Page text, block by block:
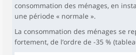
consommation des ménages, en
une période « normale ».
La consommation des ménages se
fortement, de l’ordre de -35 %